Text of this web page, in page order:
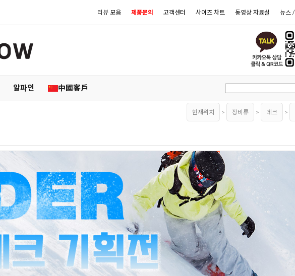
리뷰 모음 제품문의 고객센터 사이즈 차트 동영상 자료실 뉴스
알파인 中國客戶
현재위치 > 장비류 > 데크 >